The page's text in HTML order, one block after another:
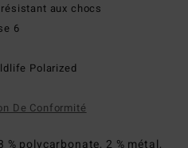
aux chocs
6
Polarized
De Conformité